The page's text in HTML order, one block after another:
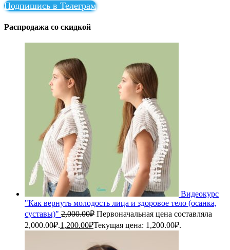
Подпишись в Телеграм
Распродажа со скидкой
Видеокурс
"Как вернуть молодость лица и здоровое тело (осанка,
суставы)" 2,000.00₽ Первоначальная цена составляла
2,000.00₽.1,200.00₽Текущая цена: 1,200.00₽.